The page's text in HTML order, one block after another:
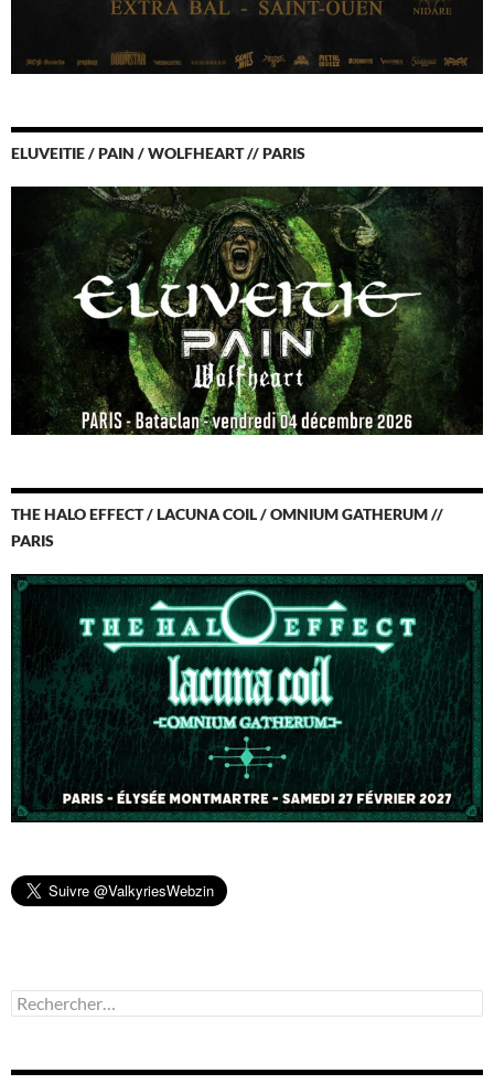
ELUVEITIE / PAIN / WOLFHEART // PARIS
THE HALO EFFECT / LACUNA COIL / OMNIUM GATHERUM //
PARIS
Rechercher :